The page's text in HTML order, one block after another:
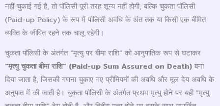
नहीं चुकाई गई है, तो पॉलिसी पूरी तरह शून्य नहीं होगी, बल्कि चुकता पॉलिसी
(Paid-up Policy) के रूप में पॉलिसी अवधि के अंत तक या किसी एक बीमित
व्यक्ति के जीवित रहने तक चालू रहेगी।
चुकता पॉलिसी के अंतर्गत “मृत्यु पर बीमा राशि” को आनुपातिक रूप से घटाकर
“मृत्यु चुकता बीमा राशि” (Paid-up Sum Assured on Death) बना
दिया जाता है, जिसकी गणना चुकाए गए प्रीमियमों की अवधि और मूल देय अवधि के
अनुपात में की जाती है। चुकता पॉलिसी के अंतर्गत प्रथम मृत्यु होने पर यही “मृत्यु